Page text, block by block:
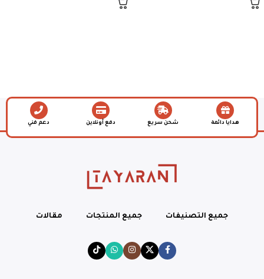
هدايا دائمة شحن سريع دفع أونلاين دعم فني
جميع التصنيفات جميع المنتجات مقالات